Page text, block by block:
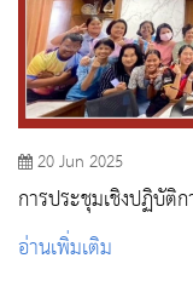
20 Jun 2025
การประชุมเชิงปฏิบัติ
เรียนการสอน: พัฒนาสมรรถนะอาจารย์ในการจัดการเรียนการ
สอนแบบ TPACK
อ่านเพิ่มเติม